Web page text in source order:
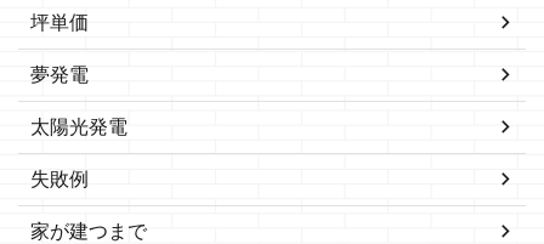
坪単価
夢発電
太陽光発電
失敗例
家が建つまで